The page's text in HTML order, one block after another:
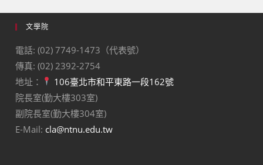
文學院
電話: (02) 7749-1473（代表號）
傳真: (02) 2392-2754
地址：
106臺北市和平東路一段162號
院長室(勤大樓303室)
副院長室(勤大樓304室)
E-Mail: cla@ntnu.edu.tw